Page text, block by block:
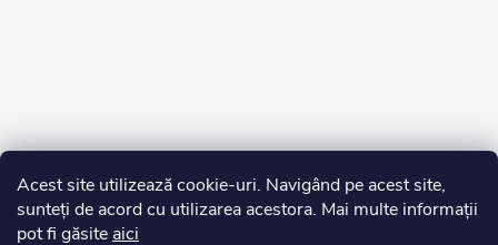
Acest site utilizează cookie-uri. Navigând pe acest site,
sunteți de acord cu utilizarea acestora. Mai multe informații
pot fi găsite aici